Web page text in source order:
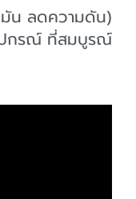
น ลดความดัน)
กรณ์ ที่สมบูรณ์